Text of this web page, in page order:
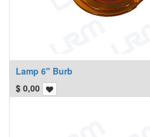
Lamp 6" Burb
$ 0,00